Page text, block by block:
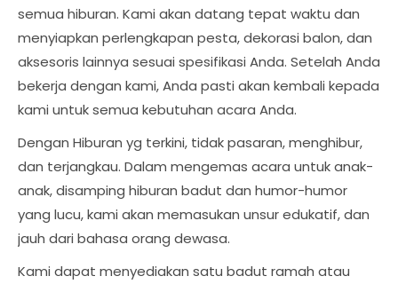
semua hiburan. Kami akan datang tepat waktu dan
menyiapkan perlengkapan pesta, dekorasi balon, dan
aksesoris lainnya sesuai spesifikasi Anda. Setelah Anda
bekerja dengan kami, Anda pasti akan kembali kepada
kami untuk semua kebutuhan acara Anda.
Dengan Hiburan yg terkini, tidak pasaran, menghibur,
dan terjangkau. Dalam mengemas acara untuk anak-
anak, disamping hiburan badut dan humor-humor
yang lucu, kami akan memasukan unsur edukatif, dan
jauh dari bahasa orang dewasa.
Kami dapat menyediakan satu badut ramah atau